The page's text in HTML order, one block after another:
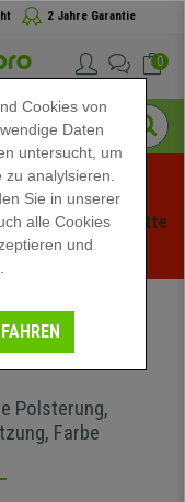
2 Jahre Garantie
0
Exklusive Rabatte
-
Polsterung,
Farbe
Cookies von
Daten
untersucht, um
analylsieren.
Sie in unserer
alle Cookies
und